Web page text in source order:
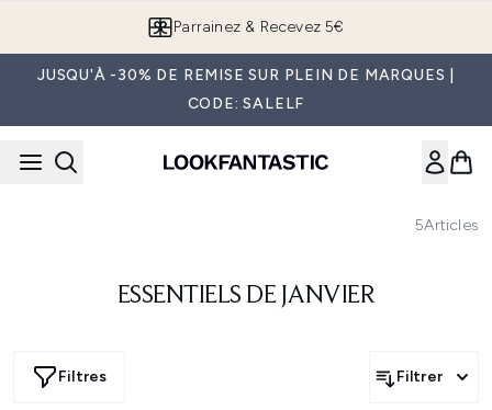
Parrainez & Recevez 5€
JUSQU'À -30% DE REMISE SUR PLEIN DE MARQUES |
CODE: SALELF
5Articles
ESSENTIELS DE JANVIER
Filtres Filtrer